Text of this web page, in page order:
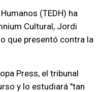
(TEDH) ha
Cultural, Jordi
que presentó contra la
Press, el tribunal
y lo estudiará "tan